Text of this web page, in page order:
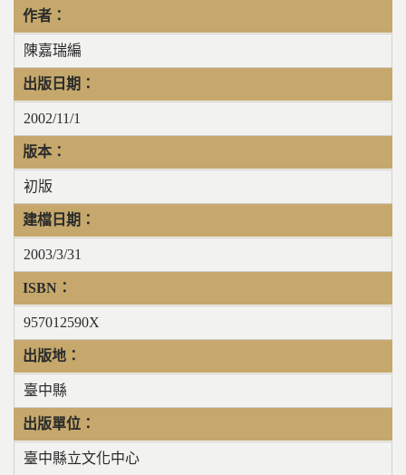
作者：
陳嘉瑞編
出版日期：
2002/11/1
版本：
初版
建檔日期：
2003/3/31
ISBN：
957012590X
出版地：
臺中縣
出版單位：
臺中縣立文化中心